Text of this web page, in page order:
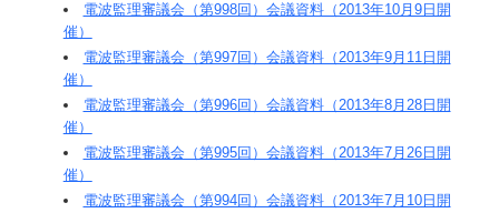
電波監理審議会（第998回）会議資料（2013年10月9日開
催）
電波監理審議会（第997回）会議資料（2013年9月11日開
催）
電波監理審議会（第996回）会議資料（2013年8月28日開
催）
電波監理審議会（第995回）会議資料（2013年7月26日開
催）
電波監理審議会（第994回）会議資料（2013年7月10日開